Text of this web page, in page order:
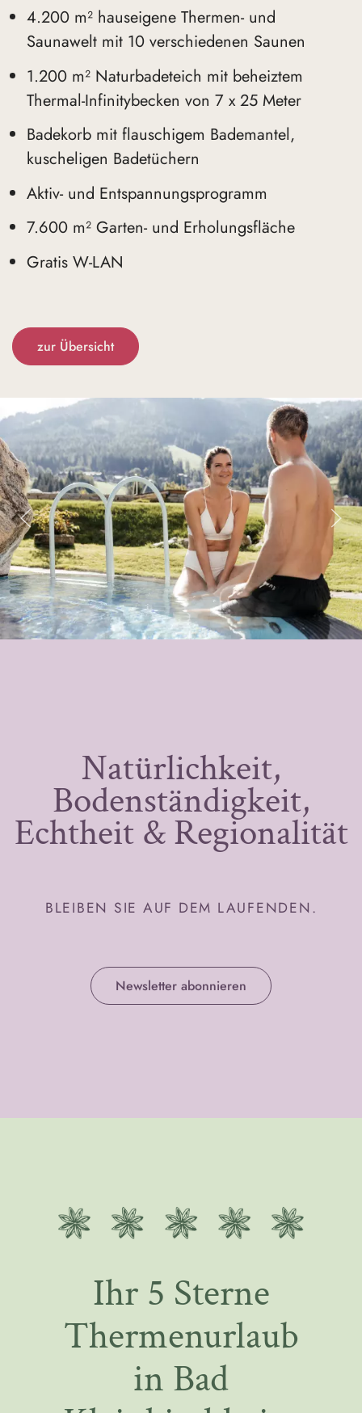
4.200 m² hauseigene Thermen- und
Saunawelt mit 10 verschiedenen Saunen
1.200 m² Naturbadeteich mit beheiztem
Thermal-Infinitybecken von 7 x 25 Meter
Badekorb mit flauschigem Bademantel,
kuscheligen Badetüchern
Aktiv- und Entspannungsprogramm
7.600 m² Garten- und Erholungsfläche
Gratis W-LAN
zur Übersicht
Natürlichkeit,
Bodenständigkeit,
Echtheit & Regionalität
BLEIBEN SIE AUF DEM LAUFENDEN.
Newsletter abonnieren
Ihr 5 Sterne
Thermenurlaub
in Bad